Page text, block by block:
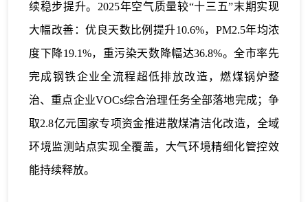
续稳步提升。2025年空气质量较“十三五”末期实现
大幅改善：优良天数比例提升10.6%，PM2.5年均浓
度下降19.1%，重污染天数降幅达36.8%。全市率先
完成钢铁企业全流程超低排放改造，燃煤锅炉整
治、重点企业VOCs综合治理任务全部落地完成；争
取2.8亿元国家专项资金推进散煤清洁化改造，全域
环境监测站点实现全覆盖，大气环境精细化管控效
能持续释放。